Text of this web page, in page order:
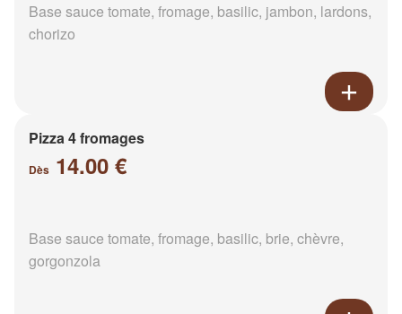
Base sauce tomate, fromage, basilic, jambon, lardons,
chorizo
Pizza 4 fromages
Dès 14.00 €
Base sauce tomate, fromage, basilic, brie, chèvre,
gorgonzola